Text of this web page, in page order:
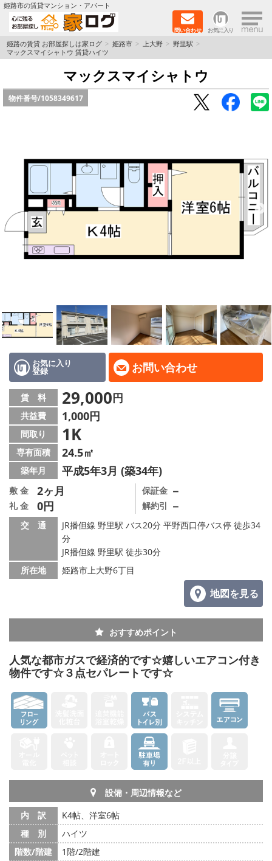
姫路市の賃貸マンション・アパート
問い合わせ お気に入り ×
TOPページ
ペットOK物件
保証人不要物件
初期費用リーズナブル物件
都市ガス物件
路線·駅から探す
地図から探す
スタッフ
店舗情報·アクセス
会社概要
メールでお問い合わせ
姫路の賃貸 お部屋探しは家ログ 姫路市 上大野
野里駅
マックスマイシャトウ 賃貸ハイツ
マックスマイシャトウ
物件番号/1058349617
お気に入り
登録 お問い合わせ
賃 料 29,000円
共益費 1,000円
間取り 1K
専有面積 24.5㎡
築年月 平成5年3月 (築34年)
敷 金 2ヶ月
礼 金 0円
保証金 －
解約引 －
交 通
JR播但線 野里駅 バス20分 平野西口停バス停 徒歩34
分
JR播但線 野里駅 徒歩30分
所在地
姫路市上大野6丁目
地図を見る
おすすめポイント
人気な都市ガスで経済的です☆嬉しいエアコン付き
物件です☆３点セパレートです☆
設備・周辺情報など
内 訳
K4帖、洋室6帖
種 別
ハイツ
階数/階建
1階/2階建